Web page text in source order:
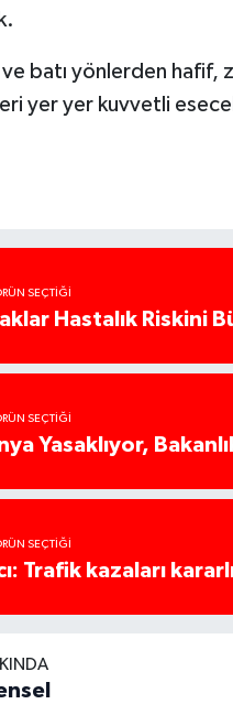
batı yönlerden
yer yer kuvvetli
SEÇTIĞI
Hastalık Riskini
SEÇTIĞI
Yasaklıyor,
SEÇTIĞI
Trafik kazaları